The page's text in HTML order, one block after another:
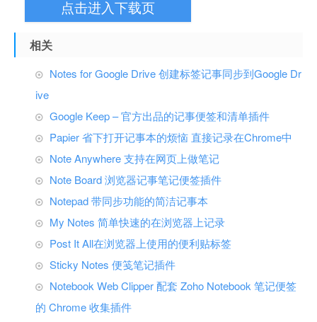
点击进入下载页
相关
Notes for Google Drive 创建标签记事同步到Google Dr
ive
Google Keep – 官方出品的记事便签和清单插件
Papier 省下打开记事本的烦恼 直接记录在Chrome中
Note Anywhere 支持在网页上做笔记
Note Board 浏览器记事笔记便签插件
Notepad 带同步功能的简洁记事本
My Notes 简单快速的在浏览器上记录
Post It All在浏览器上使用的便利贴标签
Sticky Notes 便笺笔记插件
Notebook Web Clipper 配套 Zoho Notebook 笔记便签
的 Chrome 收集插件